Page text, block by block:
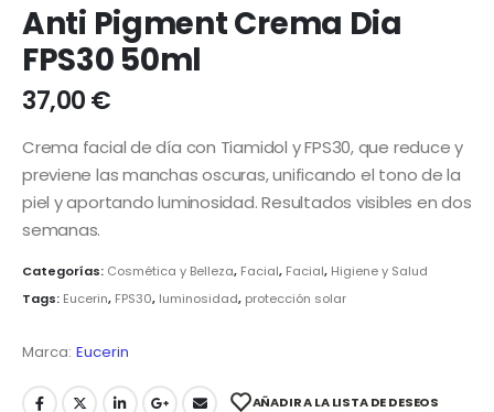
Anti Pigment Crema Dia
FPS30 50ml
37,00€
Crema facial de día con Tiamidol y FPS30, que reduce y
previene las manchas oscuras, unificando el tono de la
piel y aportando luminosidad. Resultados visibles en dos
semanas.
Categorías: Cosmética y Belleza, Facial, Facial, Higiene y Salud
Tags: Eucerin, FPS30, luminosidad, protección solar
Marca: Eucerin
AÑADIR A LA LISTA DE DESEOS